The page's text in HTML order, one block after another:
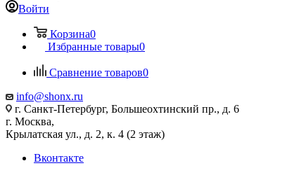
Войти
Корзина0
Избранные товары0
Сравнение товаров0
info@shonx.ru
г. Санкт-Петербург, Большеохтинский пр., д. 6
г. Москва,
Крылатская ул., д. 2, к. 4 (2 этаж)
Вконтакте